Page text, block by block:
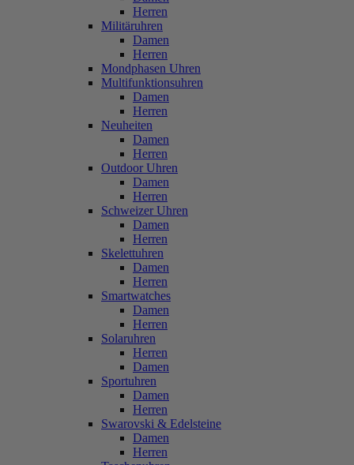
Herren
Militäruhren
Damen
Herren
Mondphasen Uhren
Multifunktionsuhren
Damen
Herren
Neuheiten
Damen
Herren
Outdoor Uhren
Damen
Herren
Schweizer Uhren
Damen
Herren
Skelettuhren
Damen
Herren
Smartwatches
Damen
Herren
Solaruhren
Herren
Damen
Sportuhren
Damen
Herren
Swarovski & Edelsteine
Damen
Herren